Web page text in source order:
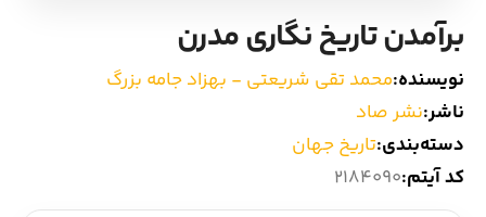
ادبیات
برآمدن تاریخ‌ نگاری مدرن
نویسنده:محمد تقی شریعتی - بهزاد جامه بزرگ
ناشر:نشر صاد
دسته‌بندی:تاریخ جهان
کد آیتم:2184090